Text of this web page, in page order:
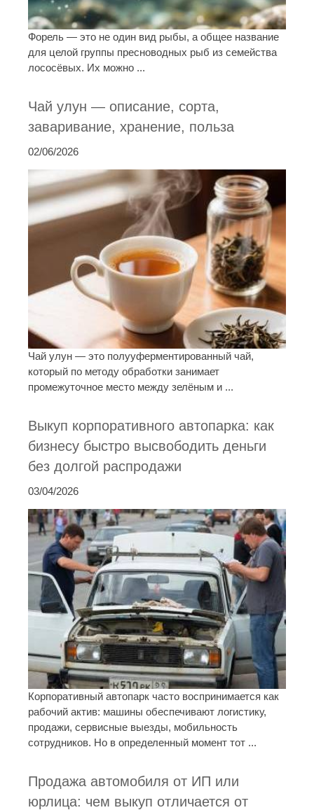
Форель — это не один вид рыбы, а общее название
для целой группы пресноводных рыб из семейства
лососёвых. Их можно ...
Чай улун — описание, сорта,
заваривание, хранение, польза
02/06/2026
Чай улун — это полууферментированный чай,
который по методу обработки занимает
промежуточное место между зелёным и ...
Выкуп корпоративного автопарка: как
бизнесу быстро высвободить деньги
без долгой распродажи
03/04/2026
Корпоративный автопарк часто воспринимается как
рабочий актив: машины обеспечивают логистику,
продажи, сервисные выезды, мобильность
сотрудников. Но в определенный момент тот ...
Продажа автомобиля от ИП или
юрлица: чем выкуп отличается от